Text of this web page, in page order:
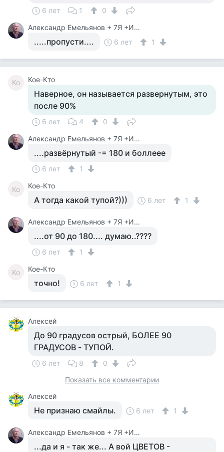
6 лет 1
0
Александр Емельянов + 7Я +Инструктор Туризма
.....пропусти.... 6 лет 1
Ко Кое-Кто
Наверное, он называется развернутым, это
после 90%
6 лет 4
0
Александр Емельянов + 7Я +Инструктор Туризма
....развёрнутый -= 180 и боллеее
6 лет 1
Ко Кое-Кто
А тогда какой тупой?))) 6 лет 1
Александр Емельянов + 7Я +Инструктор Туризма
....от 90 до 180.... думаю..????
6 лет 1
Ко Кое-Кто
точно! 6 лет 1
Алексей
До 90 градусов острый, БОЛЕЕ 90
ГРАДУСОВ - ТУПОЙ.
6 лет 8
0
Показать все комментарии
Алексей
Не признаю смайлы. 6 лет 1
Александр Емельянов + 7Я +Инструктор Туризма
...да и я - так же... А вой ЦВЕТОВ -